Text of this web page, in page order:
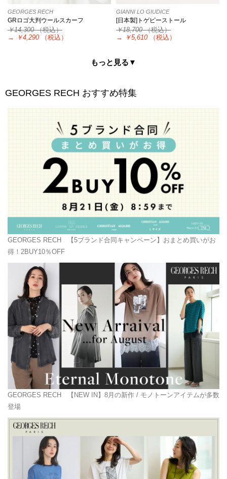
GEORGES RECH
GRロゴ大判ウールスカーフ
￥14,300（税込）
→
￥4,290 （税込）
GIANNI LO GIUDICE
[日本製]トゲピーストール
￥18,700（税込）
→
￥5,610 （税込）
もっと見る▼
GEORGES RECH おすすめ特集
GEORGES RECH
【5ブランド合同キャンペーン】おまとめ買いがお
得！2BUY10％OFF
GEORGES RECH
【NEW IN】8月の新作 / モノトーンアイテムが多数
登場